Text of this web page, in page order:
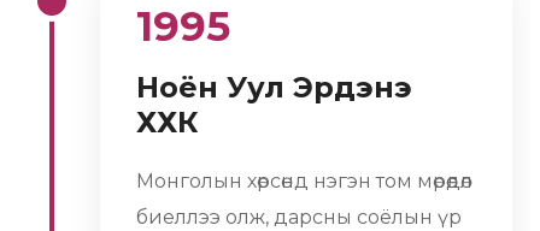
1995
Ноён Уул Эрдэнэ
ХХК
Монголын хөрсөнд нэгэн том мөрөөдөл
биеллээ олж, дарсны соёлын үр